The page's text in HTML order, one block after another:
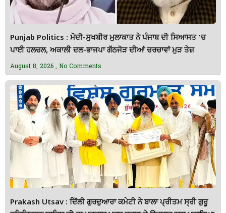
Punjab Politics : ਮੋਦੀ-ਸੁਖਬੀਰ ਮੁਲਾਕਾਤ ਨੇ ਪੰਜਾਬ ਦੀ ਸਿਆਸਤ ‘ਚ
ਪਾਈ ਹਲਚਲ, ਅਕਾਲੀ ਦਲ-ਭਾਜਪਾ ਗੱਠਜੋੜ ਦੀਆਂ ਚਰਚਾਵਾਂ ਮੁੜ ਤੇਜ਼
August 8, 2026 No Comments
Prakash Utsav : ਦਿੱਲੀ ਗੁਰਦੁਆਰਾ ਕਮੇਟੀ ਨੇ ਬਾਲਾ ਪ੍ਰੀਤਮ ਸ੍ਰੀ ਗੁਰੂ